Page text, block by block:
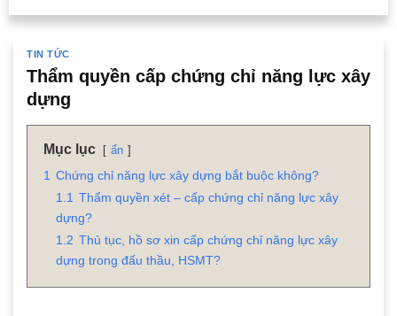
TIN TỨC
Thẩm quyền cấp chứng chỉ năng lực xây
dựng
Mục lục ẩn
1 Chứng chỉ năng lực xây dựng bắt buộc không?
1.1 Thẩm quyền xét – cấp chứng chỉ năng lực xây
dựng?
1.2 Thủ tục, hồ sơ xin cấp chứng chỉ năng lực xây
dựng trong đấu thầu, HSMT?